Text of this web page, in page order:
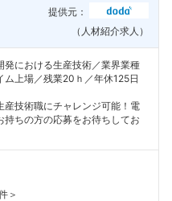
提供元：
（人材紹介求人）
発における生産技術／業界業種
ム上場／残業20ｈ／年休125日
産技術職にチャレンジ可能！電
持ちの方の応募をお待ちしてお
＞